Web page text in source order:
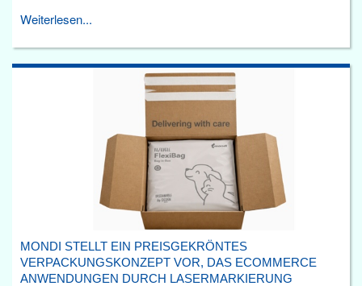
Weiterlesen...
MONDI STELLT EIN PREISGEKRÖNTES
VERPACKUNGSKONZEPT VOR, DAS ECOMMERCE
ANWENDUNGEN DURCH LASERMARKIERUNG